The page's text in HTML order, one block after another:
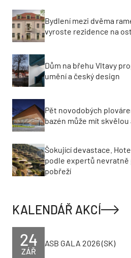
Bydlení mezi dvěma
vyroste rezidence na
Dům na břehu Vltavy
umění a český design
Pět novodobých
bazén může mít
Šokující devastace.
podle expertů nevratně
pobřeží
KALENDÁŘ AKCÍ
ZÁŘ
24 ASB GALA 2026 (SK)